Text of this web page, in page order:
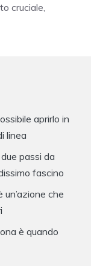
cruciale,
aprirlo in
linea
passi da
fascino
che
è quando